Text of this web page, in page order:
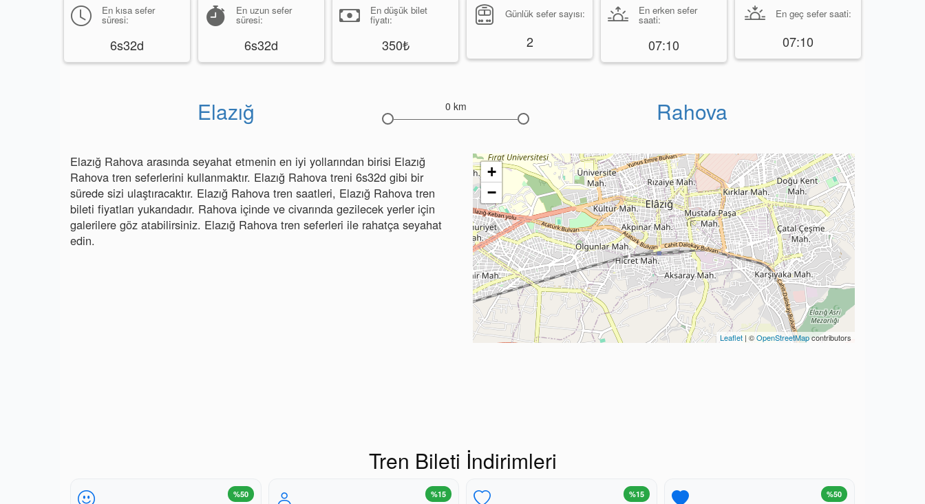
En kısa sefer
süresi:
6s32d
En uzun sefer
süresi:
6s32d
En düşük bilet
fiyatı:
350₺
Günlük sefer sayısı:
2
En erken sefer
saati:
07:10
En geç sefer saati:
07:10
Elazığ 0 km Rahova
Elazığ Rahova arasında seyahat etmenin en iyi yollarından birisi Elazığ
Rahova tren seferlerini kullanmaktır. Elazığ Rahova treni 6s32d gibi bir
sürede sizi ulaştıracaktır. Elazığ Rahova tren saatleri, Elazığ Rahova tren
bileti fiyatları yukarıdadır. Rahova içinde ve civarında gezilecek yerler için
galerilere göz atabilirsiniz. Elazığ Rahova tren seferleri ile rahatça seyahat
edin.
+
−
Leaflet | ©OpenStreetMapcontributors
Tren Bileti İndirimleri
%50 %15 %15 %50